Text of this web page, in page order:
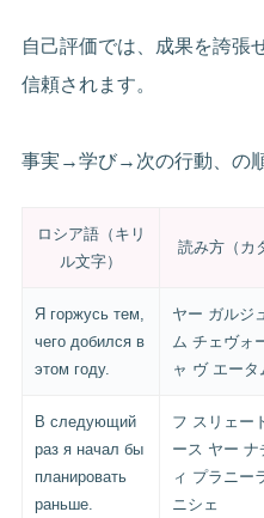
自己評価では、成果を誇張
信頼されます。
事実→学び→次の行動、の
ロシア語（キリ
ル文字）
読み方（カ
Я горжусь тем,
чего добился в
этом году.
ヤー ガルジ
ム チェヴォ
ャ ヴ エータ
В следующий
раз я начал бы
планировать
раньше.
フ スリェー
ース ヤー
ィ プラニー
ニシェ